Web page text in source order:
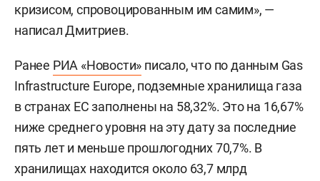
кризисом, спровоцированным им самим», —
написал Дмитриев.
Ранее РИА «Новости» писало, что по данным Gas
Infrastructure Europe, подземные хранилища газа
в странах ЕС заполнены на 58,32%. Это на 16,67%
ниже среднего уровня на эту дату за последние
пять лет и меньше прошлогодних 70,7%. В
хранилищах находится около 63,7 млрд